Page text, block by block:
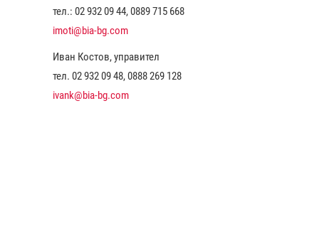
тел.: 02 932 09 44, 0889 715 668
imoti@bia-bg.com
Иван Костов, управител
тел. 02 932 09 48, 0888 269 128
ivank@bia-bg.com